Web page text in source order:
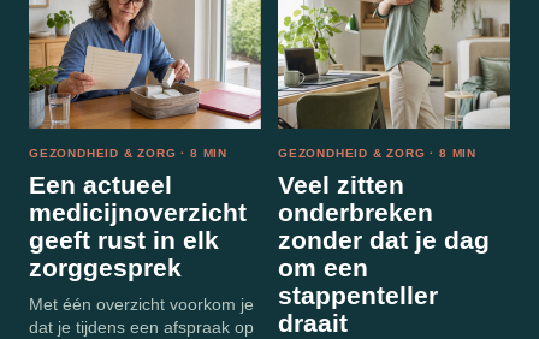
GEZONDHEID & ZORG · 8 MIN
Een actueel
medicijnoverzicht
geeft rust in elk
zorggesprek
Met één overzicht voorkom je
dat je tijdens een afspraak op
GEZONDHEID & ZORG · 8 MIN
Veel zitten
onderbreken
zonder dat je dag
om een
stappenteller
draait